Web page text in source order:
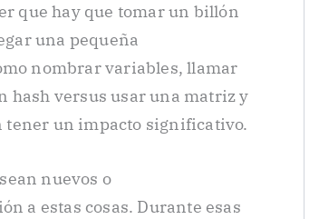
que hay que tomar un billón
una pequeña
nombrar variables, llamar
hash versus usar una matriz y
tener un impacto significativo.
nuevos o
a estas cosas. Durante esas